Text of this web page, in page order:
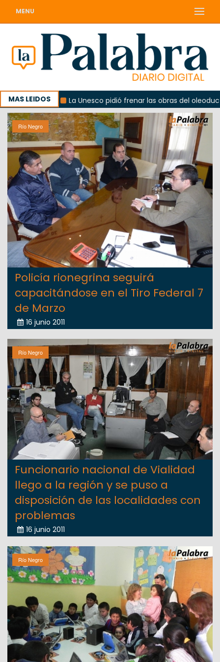
MENU
MAS LEIDOS La Unesco pidió frenar las obras del oleoducto
Río Negro
Policía rionegrina seguirá
capacitándose en el Tiro Federal 7
de Marzo
16 junio 2011
Río Negro
Funcionario nacional de Vialidad
llego a la región y se puso a
disposición de las localidades con
problemas
16 junio 2011
Río Negro